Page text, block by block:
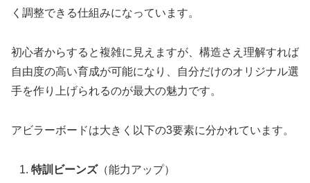
く調整できる仕組みになっています。
初心者からすると複雑に見えますが、構造さえ理解すれば
自由度の高い育成が可能になり、自分だけのオリジナル選
手を作り上げられるのが最大の魅力です。
アビラーボードは大きく以下の3要素に分かれています。
特訓ビーンズ（能力アップ）